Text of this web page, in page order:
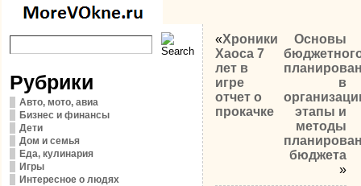
Рубрики
Авто, мото, авиа
Бизнес и финансы
Дети
Дом и семья
Еда, кулинария
Игры
Интересное о людях
«Хроники
Хаоса 7
лет в
игре
отчет о
прокачке
Основы
в
этапы и
методы
бюджета
»